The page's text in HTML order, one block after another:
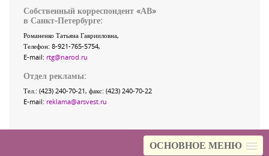
ОСНОВНОЕ МЕНЮ
Собственный корреспондент «АВ»
в Санкт-Петербурге:
Романенко Татьяна Гаврииловна,
Телефон: 8-921-765-5754,
E-mail: rtg@narod.ru
Отдел рекламы:
Тел.: (423) 240-70-21, факс: (423) 240-70-22
E-mail: reklama@arsvest.ru